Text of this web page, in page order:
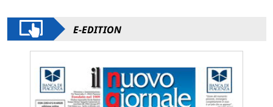
E-EDITION